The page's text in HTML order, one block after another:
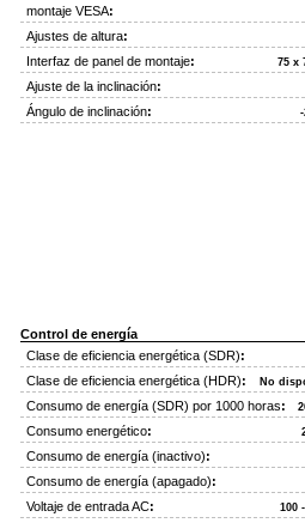
montaje VESA:
Ajustes de altura:
Interfaz de panel de montaje: 75 x
Ajuste de la inclinación:
Ángulo de inclinación:
Control de energía
Clase de eficiencia energética (SDR):
Clase de eficiencia energética (HDR): No
Consumo de energía (SDR) por 1000 horas:
Consumo energético:
Consumo de energía (inactivo):
Consumo de energía (apagado):
Voltaje de entrada AC: 100